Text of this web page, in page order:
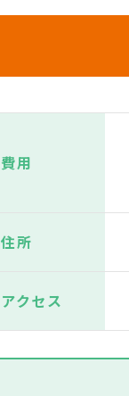
費用
住所
アクセス